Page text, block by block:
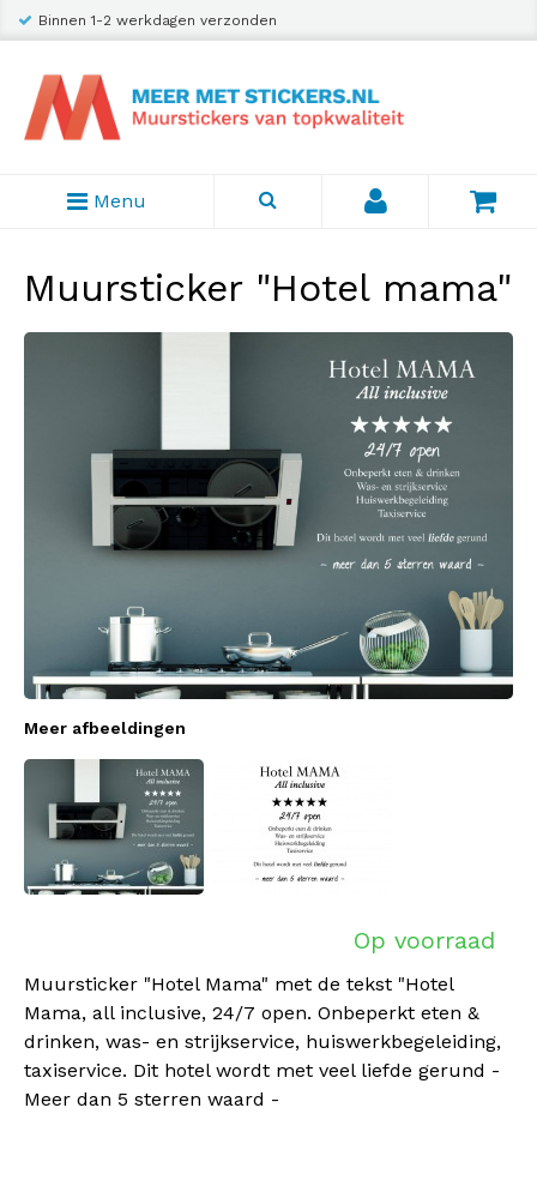
Binnen 1-2 werkdagen verzonden
Menu
Muursticker "Hotel mama"
Meer afbeeldingen
Op voorraad
Muursticker "Hotel Mama" met de tekst "Hotel
Mama, all inclusive, 24/7 open. Onbeperkt eten &
drinken, was- en strijkservice, huiswerkbegeleiding,
taxiservice. Dit hotel wordt met veel liefde gerund -
Meer dan 5 sterren waard -